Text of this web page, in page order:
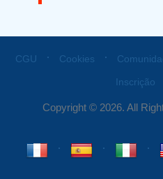
CGU ⋅ Cookies ⋅
Inscrição
Copyright © 2026. All
⋅ ⋅ ⋅